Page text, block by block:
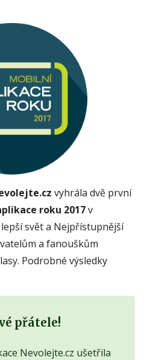
vyhrála dvě první
roku 2017v
svět a Nejpřístupnější
a fanouškům
Podrobné výsledky
přátele!
Nevolejte.cz ušetřila